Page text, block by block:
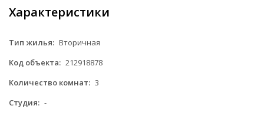
Характеристики
Тип жилья: Вторичная
Код объекта: 212918878
Количество комнат: 3
Студия: -